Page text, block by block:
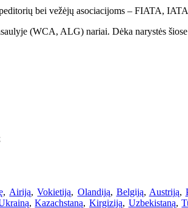
bei vežėjų asociacijoms – FIATA,
(WCA, ALG) nariai. Dėka narystės
, Airiją,Vokietiją, Olandiją, Belgiją, Austriją,
,Kazachstaną,Kirgiziją, Uzbekistaną,